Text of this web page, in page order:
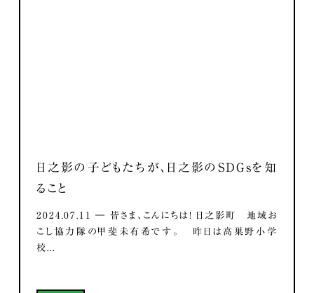
日之影の子どもたちが、日之影のSDGsを知
ること
2024.07.11 ― 皆さま、こんにちは！ 日之影町 地域お
こし協力隊の甲斐未有希です。 昨日は高巣野小学
校...